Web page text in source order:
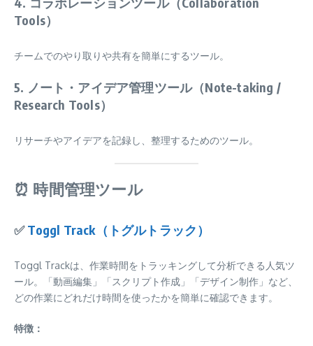
Tools）
チームでのやり取りや共有を簡単にするツール。
5. ノート・アイデア管理ツール（Note-taking /
Research Tools）
リサーチやアイデアを記録し、整理するためのツール。
⏰ 時間管理ツール
✅Toggl Track（トグルトラック）
Toggl Trackは、作業時間をトラッキングして分析できる人気ツ
ール。「動画編集」「スクリプト作成」「デザイン制作」など、
どの作業にどれだけ時間を使ったかを簡単に確認できます。
特徴：